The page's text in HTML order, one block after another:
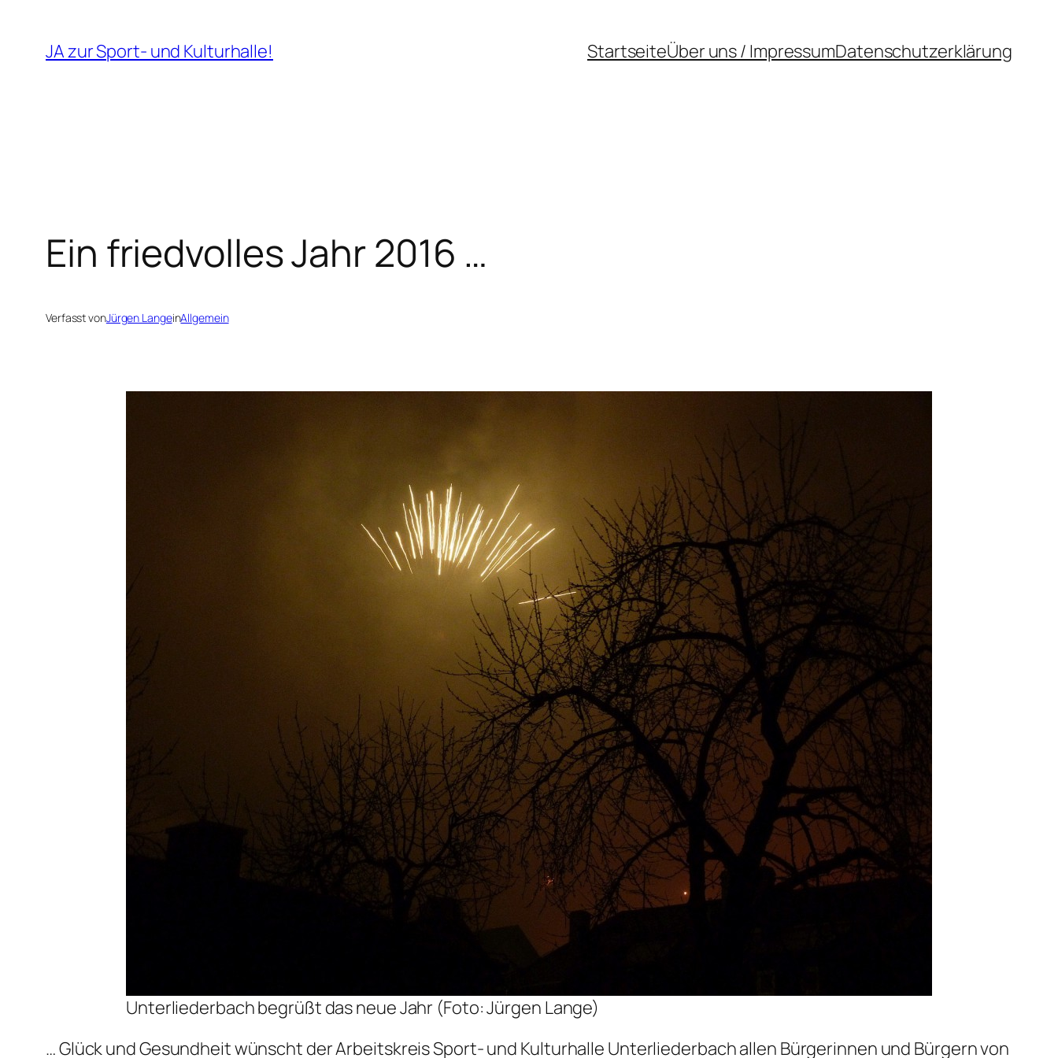
springen
JA zur Sport- und Kulturhalle! StartseiteÜber uns / ImpressumDatenschutzerklärung
Ein friedvolles Jahr 2016 …
Verfasst vonJürgen LangeinAllgemein
Unterliederbach begrüßt das neue Jahr (Foto: Jürgen Lange)
… Glück und Gesundheit wünscht der Arbeitskreis Sport- und Kulturhalle Unterliederbach allen Bürgerinnen und Bürgern von